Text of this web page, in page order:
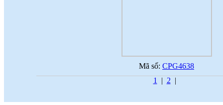
Mã số: CPG4638
1
| 2 |